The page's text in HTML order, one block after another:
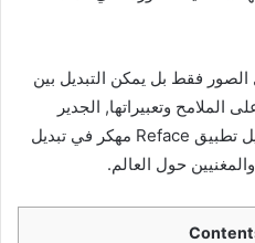
الصور فقط بل يمكن التبديل بين
وتعبيراتها, الجدير
بالذكر أنك تستطيع استخدام تحميل تطبيق Reface مهكر في تبديل
حول العالم.